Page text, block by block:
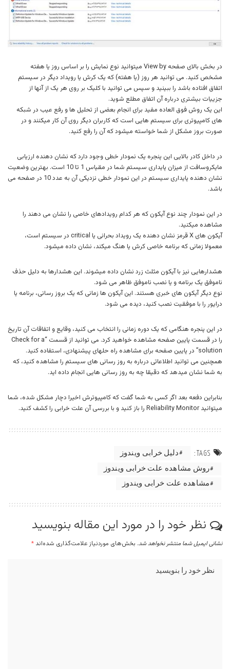
در بخش بالای صفحه View by میتوانید نوع نمایش را بر اساس روز یا هفته
مشخص کنید. می توانید هر روز (یا هفته) که یک کرش یا رویداد دیگر در سیستم
اتفاق افتاده باشد را ببینید و سپس می توانید با کلیک بر روی هر یک از آنها از
جزییات بیشتری درباره آن اتفاق مطلع شوید.
این یک روش فوق العاده مفید برای انجام بعضی از تحلیل ها و رفع عیب در شبکه
های کامپیوتری برای سیستم هایی است که کاربران دیگر روی آن کار میکنند و در
صورت بروز مشکل از شما خواسته میشود که آن را رفع کنید.
در داخل کادر بالایی این پنجره یک نمودار خطی وجود دارد که نشان دهنده ارزیابی
مایکروسافت از میزان پایداری سیستم شما در مقیاس 1 تا 10 است. بهترین وضعیت
نشان دهنده پایداری سیستم در این نمودار خطی نزدیکی آن به عدد 10 در صفحه می
باشد.
در این نمودار چند نوع آیکون که هر کدام رویدادهای خاصی را نشان می دهند را
مشاهده میکنید.
آیکون های X قرمز نشان دهنده یک رویداد بحرانی یا critical در سیستم است،
معمولا زمانی که برنامه خاصی کرش یا هنگ میکند، نشان داده میشود.
هشدارهایی نیز با آیکون مثلث زرد نشان داده میشوند. این هشدارها به دلیل حذف
ناموفق یک برنامه و یا نصب ناموفق ظاهر می شود.
نوع دیگر آیکون های خبری هستند. این آیکون ها زمانی که یک بروز رسانی، برنامه یا
درایور را با موفقیت نصب کنید، دیده می شود.
در این پنجره هنگامی که یک دوره زمانی را انتخاب می کنید، وقایع و اتفاقات آن تاریخ
را در قسمت پایین صفحه مشاهده خواهید کرد. می توانید از قسمت “Check for a
solution” در پایین صفحه برای مشاهده راه حلهای پیشنهادی، استفاده کنید.
همچنین می توانید اطلاعاتی درباره به روز رسانی های سیستم را مشاهده کنید، که
به شما نشان میدهد که دقیقا چه به روز رسانی هایی انجام داده اید.
بنابراین دفعه بعد اگر کسی به شما گفت که کامپیوترش اخیرا دچار مشکل شده، شما
میتوانید Reliability Monitor را باز کنید و با بررسی آن علت خرابی را کشف کنید.
TAGS:
دلیل خرابی ویندوز
روش مشاهده علت خرابی ویندوز
مشاهده علت خرابی ویندوز
نظر خود را در مورد این مقاله بنویسید
نشانی ایمیل شما منتشر نخواهد شد. بخش‌های موردنیاز علامت‌گذاری شده‌اند *